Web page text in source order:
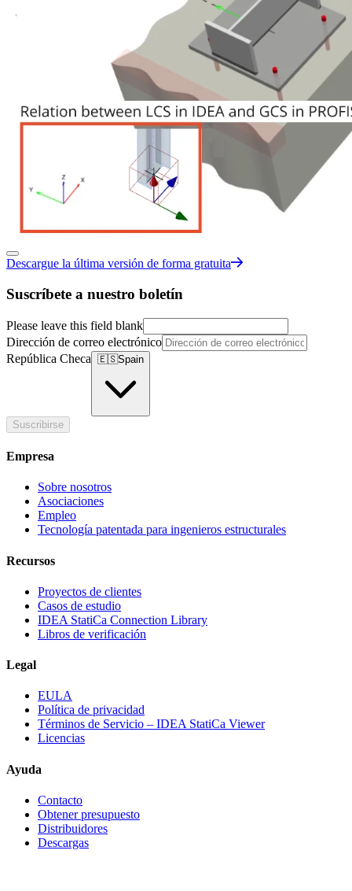
Descargue la última versión de forma gratuita
Suscríbete a nuestro boletín
Please leave this field blank
Dirección de correo electrónico
República Checa 🇪🇸Spain
Suscribirse
Empresa
Sobre nosotros
Asociaciones
Empleo
Tecnología patentada para ingenieros estructurales
Recursos
Proyectos de clientes
Casos de estudio
IDEA StatiCa Connection Library
Libros de verificación
Legal
EULA
Política de privacidad
Términos de Servicio – IDEA StatiCa Viewer
Licencias
Ayuda
Contacto
Obtener presupuesto
Distribuidores
Descargas